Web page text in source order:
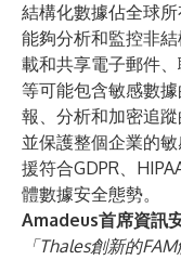
結構化數據佔全球
能夠分析和監控非
載和共享電子郵件
等可能包含敏感數
報、分析和加密追
並保護整個企業的
援符合GDPR、
體數據安全態勢。
Amadeus首席資訊
「Thales創新的